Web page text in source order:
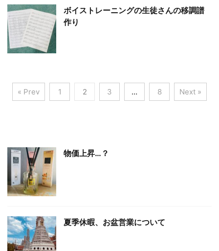
ボイストレーニングの生徒さんの移調譜
作り
« Prev 1 2 3 … 8 Next »
物価上昇…？
夏季休暇、お盆営業について